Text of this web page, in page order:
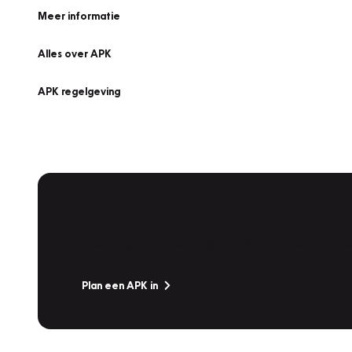
Meer informatie
Alles over APK
APK regelgeving
Plan een APK in